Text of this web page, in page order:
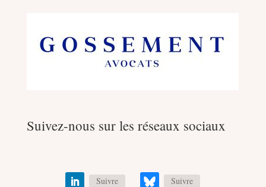
Suivez-nous sur les réseaux sociaux
Suivre Suivre